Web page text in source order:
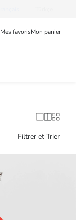
Mes favorisMon panier
Filtrer et Trier